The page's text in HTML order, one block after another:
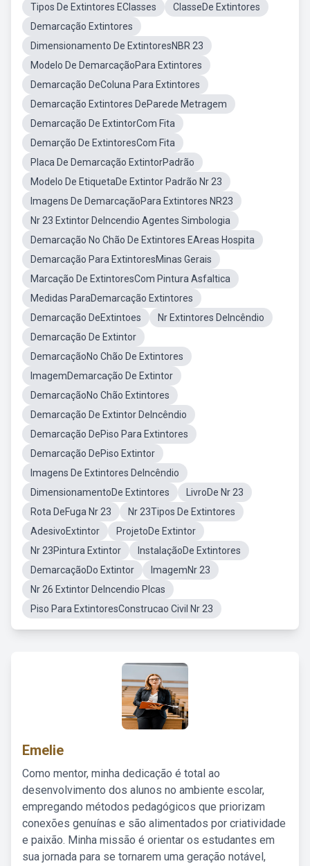
Tipos De Extintores EClasses
ClasseDe Extintores
Demarcação Extintores
Dimensionamento De ExtintoresNBR 23
Modelo De DemarcaçãoPara Extintores
Demarcação DeColuna Para Extintores
Demarcação Extintores DeParede Metragem
Demarcação De ExtintorCom Fita
Demarção De ExtintoresCom Fita
Placa De Demarcação ExtintorPadrão
Modelo De EtiquetaDe Extintor Padrão Nr 23
Imagens De DemarcaçãoPara Extintores NR23
Nr 23 Extintor DeIncendio Agentes Simbologia
Demarcação No Chão De Extintores EAreas Hospita
Demarcação Para ExtintoresMinas Gerais
Marcação De ExtintoresCom Pintura Asfaltica
Medidas ParaDemarcação Extintores
Demarcação DeExtintoes
Nr Extintores DeIncêndio
Demarcação De Extintor
DemarcaçãoNo Chão De Extintores
ImagemDemarcação De Extintor
DemarcaçãoNo Chão Extintores
Demarcação De Extintor DeIncêndio
Demarcação DePiso Para Extintores
Demarcação DePiso Extintor
Imagens De Extintores DeIncêndio
DimensionamentoDe Extintores
LivroDe Nr 23
Rota DeFuga Nr 23
Nr 23Tipos De Extintores
AdesivoExtintor
ProjetoDe Extintor
Nr 23Pintura Extintor
InstalaçãoDe Extintores
DemarcaçãoDo Extintor
ImagemNr 23
Nr 26 Extintor DeIncendio Plcas
Piso Para ExtintoresConstrucao Civil Nr 23
Emelie
Como mentor, minha dedicação é total ao
desenvolvimento dos alunos no ambiente escolar,
empregando métodos pedagógicos que priorizam
conexões genuínas e são alimentados por criatividade
e paixão. Minha missão é orientar os estudantes em
sua jornada para se tornarem uma geração notável,